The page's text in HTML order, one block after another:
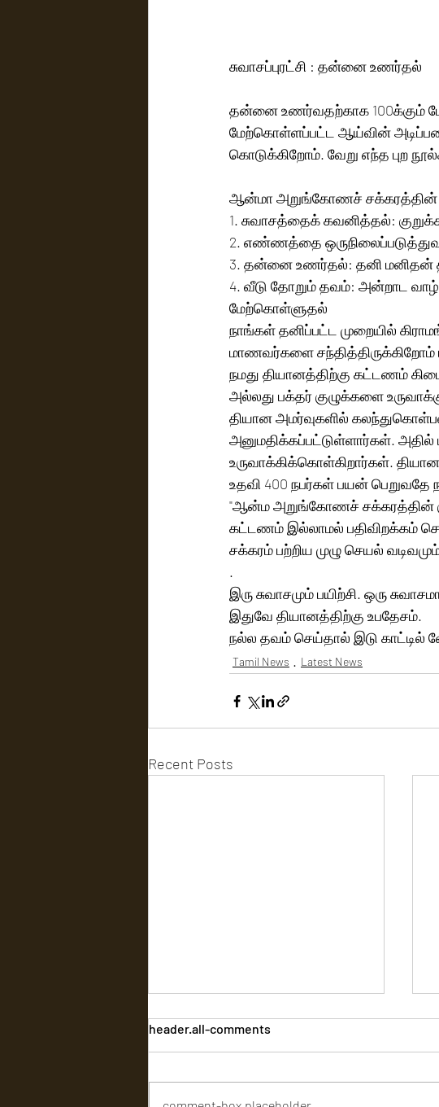
சுவாசப்புரட்சி : தன்னை உணர்தல்
தன்னை உணர்வதற்காக 100க்கும்
மேற்கொள்ளப்பட்ட ஆய்வின்
கொடுக்கிறோம். வேறு எந்த புற
ஆன்மா அறுங்கோணச் சக்கரத்தின்
1. சுவாசத்தைக் கவனித்தல்:
2. எண்ணத்தை
3. தன்னை உணர்தல்: தனி மனிதன்
4. வீடு தோறும் தவம்: அன்றாட
மேற்கொள்ளுதல்
நாங்கள் தனிப்பட்ட முறையில்
மாணவர்களை சந்தித்திருக்கிறோம்
நமது தியானத்திற்கு கட்டணம்
அல்லது பக்தர் குழுக்களை
தியான அமர்வுகளில்
அனுமதிக்கப்பட்டுள்ளார்கள்.
உருவாக்கிக்கொள்கிறார்கள்.
உதவி 400 நபர்கள் பயன் பெறுவதே
"ஆன்ம அறுங்கோணச் சக்கரத்தின்
கட்டணம் இல்லாமல் பதிவிறக்கம்
சக்கரம் பற்றிய முழு செயல்
.
இரு சுவாசமும் பயிற்சி. ஒரு
இதுவே தியானத்திற்கு உபதேசம்.
நல்ல தவம் செய்தால் இடு
Tamil News Latest News
Recent Posts
header.all-comments